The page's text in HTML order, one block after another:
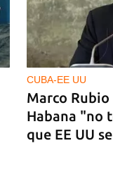
CUBA-EE UU
Marco
Habana "no
que EE UU